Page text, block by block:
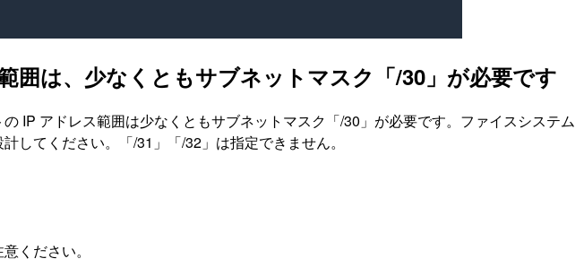
は、少なくともサブネットマスク「/30」が必要です
IP アドレス範囲は少なくともサブネットマスク「/30」が必要です。ファイスシステム
してください。「/31」「/32」は指定できません。
ください。